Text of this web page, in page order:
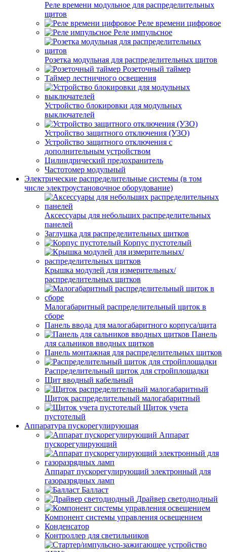
Реле времени модульное для распределительных
щитов
Реле времени цифровое
Реле импульсное
Розетка модульная для распределительных щитов
Розеточный таймер
Таймер лестничного освещения
Устройство блокировки для модульных
выключателей
Устройство защитного отключения (УЗО)
Устройство защитного отключения с
дополнительным устройством
Цилиндрический предохранитель
Частотомер модульный
Электрические распределительные системы (в том
числе электроустановочное оборудование)
Аксессуары для небольших распределительных
панелей
Заглушка для распределительных щитков
Корпус пустотелый
Крышка модулей для измерительных/
распределительных щитков
Малогабаритный распределительный щиток в
сборе
Панель ввода для малогабаритного корпуса/щита
Панель
для сальников вводных щитков
Панель монтажная для распределительных щитков
Распределительный щиток для стройплощадки
Щит вводный кабельный
Щиток распределительный малогабаритный
Щиток учета
пустотелый
Аппаратура пускорегулирующая
Аппарат
пускорегулирующий
Аппарат пускорегулирующий электронный для
газоразрядных ламп
Балласт
Драйвер светодиодный
Компонент системы управления освещением
Конденсатор
Контроллер для светильников